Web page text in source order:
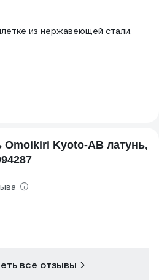
из нержавеющей стали.
Kyoto-AB латунь,
все отзывы